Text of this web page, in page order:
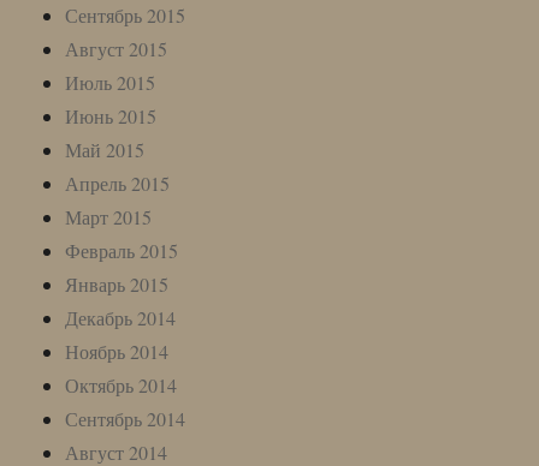
Сентябрь 2015
Август 2015
Июль 2015
Июнь 2015
Май 2015
Апрель 2015
Март 2015
Февраль 2015
Январь 2015
Декабрь 2014
Ноябрь 2014
Октябрь 2014
Сентябрь 2014
Август 2014